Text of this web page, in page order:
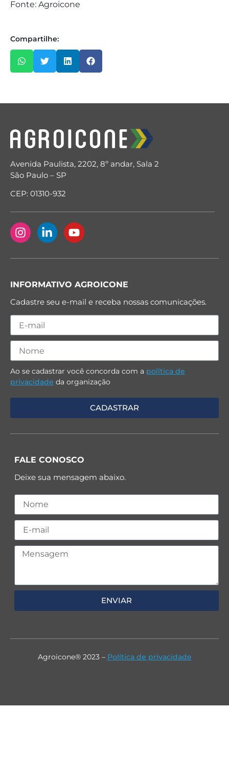
Fonte: Agroicone
Compartilhe:
Avenida Paulista, 2202, 8º andar, Sala 2
São Paulo – SP
CEP: 01310-932
INFORMATIVO AGROICONE
Cadastre seu e-mail e receba nossas comunicações.
Ao se cadastrar você concorda com a política de
privacidade da organização
FALE CONOSCO
Deixe sua mensagem abaixo.
ENVIAR
Agroicone® 2023 – Política de privacidade